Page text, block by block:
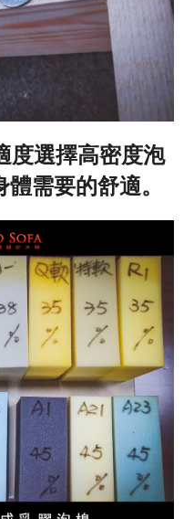
度選擇高密度泡
需要的舒適。